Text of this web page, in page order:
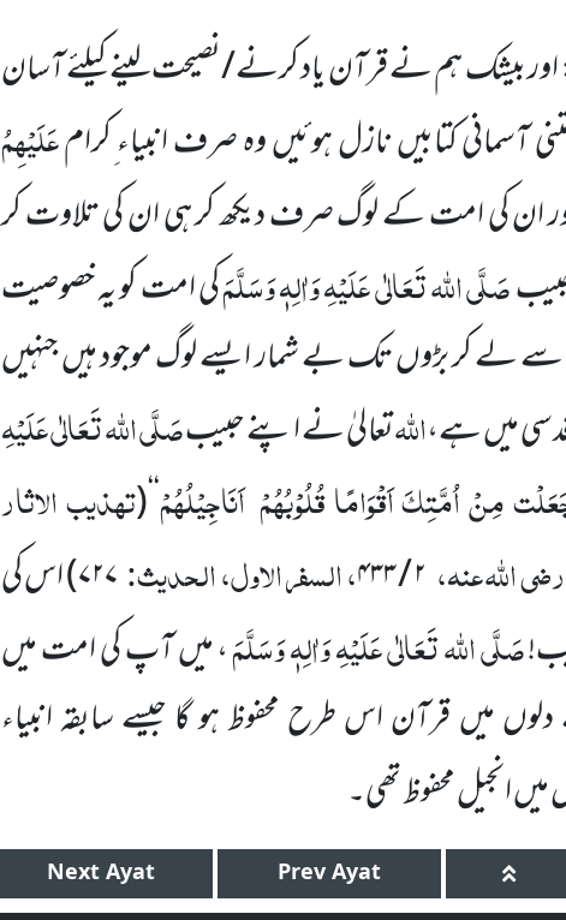
بیشک ہم نے قرآن یاد کرنے/نصیحت لینے کیلئے آسان
آسمانی کتابیں نازل ہوئیں وہ صرف انبیاء ِکرامعَلَیْہِمُ
اور ان کی امت کے لوگ صرف دیکھ کر ہی ان کی تلاوت کر
صَلَّی اللہ تَعَالٰی عَلَیْہِ وَاٰلِہٖ وَسَلَّمَکی امت کو یہ خصوصیت
سے لے کر بڑوں تک بے شمار ایسے لوگ موجود ہیں جنہیں
میں ہے،اللہتعالیٰ نے اپنے حبیبصَلَّی اللہ تَعَالٰی عَلَیْہِ
مِنْاُمَّتِکَاَقْوَامًا قُلُوْبُہُمْ اَنَاجِیْلُہُمْ‘‘
(تہذیب الاثار
اللّٰہ عنہ، ۲/۴۳۳، السفر الاول، الحدیث:۷۲۷)اس کی
صَلَّی اللہ تَعَالٰی عَلَیْہِ وَاٰلِہٖ وَسَلَّمَ، میں آپکی امت میں
میں قرآن اس طرح محفوظ ہو گا جیسے سابقہ انبیاء
میں انجیل محفوظ تھی۔
Next Ayat Prev Ayat